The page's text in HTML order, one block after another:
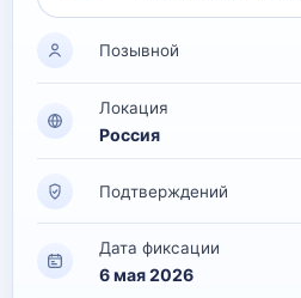
Позывной
Локация
Россия
Подтверждений
Дата фиксации
6 мая 2026